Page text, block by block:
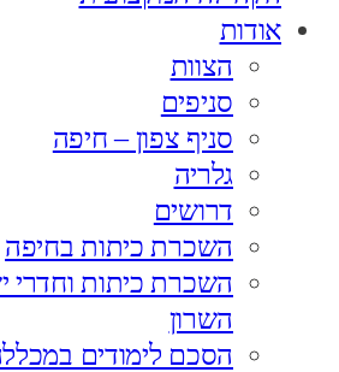
אודות
הצוות
סניפים
סניף צפון – חיפה
גלריה
דרושים
השכרת כיתות בחיפה
השכרת כיתות וחדרי
השרון
הסכם לימודים